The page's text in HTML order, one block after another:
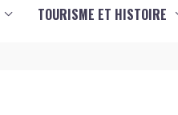
TOURISME ET HISTOIRE